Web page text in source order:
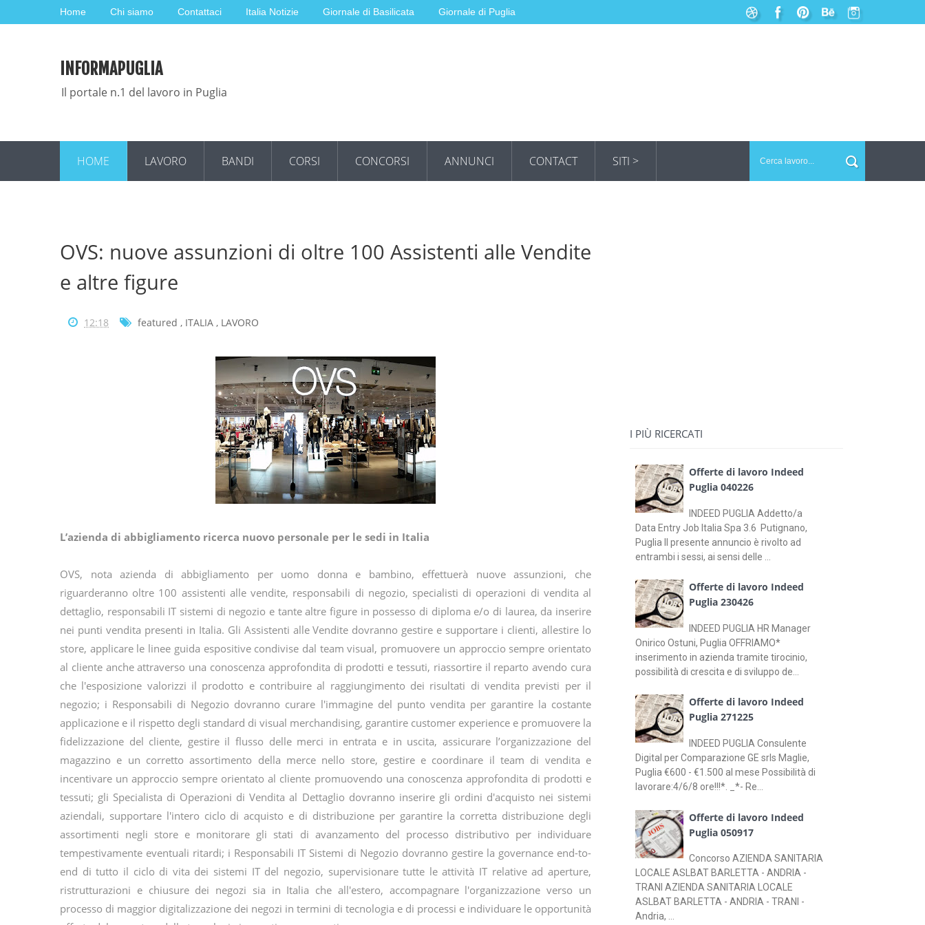
Home Chi siamo Contattaci Italia Notizie Giornale di Basilicata Giornale di Puglia
INFORMAPUGLIA
Il portale n.1 del lavoro in Puglia
HOME LAVORO BANDI CORSI CONCORSI ANNUNCI CONTACT SITI >
OVS: nuove assunzioni di oltre 100 Assistenti alle Vendite
e altre figure
12:18 featured , ITALIA , LAVORO
L’azienda di abbigliamento ricerca nuovo personale per le sedi in Italia
OVS, nota azienda di abbigliamento per uomo donna e bambino, effettuerà nuove assunzioni, che
riguarderanno oltre 100 assistenti alle vendite, responsabili di negozio, specialisti di operazioni di vendita al
dettaglio, responsabili IT sistemi di negozio e tante altre figure in possesso di diploma e/o di laurea, da inserire
nei punti vendita presenti in Italia. Gli Assistenti alle Vendite dovranno gestire e supportare i clienti, allestire lo
store, applicare le linee guida espositive condivise dal team visual, promuovere un approccio sempre orientato
al cliente anche attraverso una conoscenza approfondita di prodotti e tessuti, riassortire il reparto avendo cura
che l'esposizione valorizzi il prodotto e contribuire al raggiungimento dei risultati di vendita previsti per il
negozio; i Responsabili di Negozio dovranno curare l'immagine del punto vendita per garantire la costante
applicazione e il rispetto degli standard di visual merchandising, garantire customer experience e promuovere la
fidelizzazione del cliente, gestire il flusso delle merci in entrata e in uscita, assicurare l’organizzazione del
magazzino e un corretto assortimento della merce nello store, gestire e coordinare il team di vendita e
incentivare un approccio sempre orientato al cliente promuovendo una conoscenza approfondita di prodotti e
tessuti; gli Specialista di Operazioni di Vendita al Dettaglio dovranno inserire gli ordini d'acquisto nei sistemi
aziendali, supportare l'intero ciclo di acquisto e di distribuzione per garantire la corretta distribuzione degli
assortimenti negli store e monitorare gli stati di avanzamento del processo distributivo per individuare
tempestivamente eventuali ritardi; i Responsabili IT Sistemi di Negozio dovranno gestire la governance end-to-
end di tutto il ciclo di vita dei sistemi IT del negozio, supervisionare tutte le attività IT relative ad aperture,
ristrutturazioni e chiusure dei negozi sia in Italia che all'estero, accompagnare l'organizzazione verso un
processo di maggior digitalizzazione dei negozi in termini di tecnologia e di processi e individuare le opportunità
I PIÙ RICERCATI
Offerte di lavoro Indeed
Puglia 040226
INDEED PUGLIA Addetto/a
Data Entry Job Italia Spa 3.6 Putignano,
Puglia Il presente annuncio è rivolto ad
entrambi i sessi, ai sensi delle ...
Offerte di lavoro Indeed
Puglia 230426
INDEED PUGLIA HR Manager
Onirico Ostuni, Puglia OFFRIAMO*
inserimento in azienda tramite tirocinio,
possibilità di crescita e di sviluppo de...
Offerte di lavoro Indeed
Puglia 271225
INDEED PUGLIA Consulente
Digital per Comparazione GE srls Maglie,
Puglia €600 - €1.500 al mese Possibilità di
lavorare:4/6/8 ore!!!*. _*- Re...
Offerte di lavoro Indeed
Puglia 050917
Concorso AZIENDA SANITARIA
LOCALE ASLBAT BARLETTA - ANDRIA -
TRANI AZIENDA SANITARIA LOCALE
ASLBAT BARLETTA - ANDRIA - TRANI -
Andria, ...